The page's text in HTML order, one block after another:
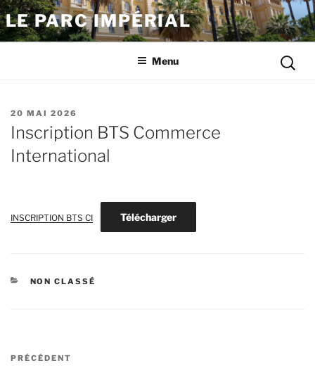
Aller
au
contenu
LE PARC IMPÉRIAL
Menu
pour
PUBLIÉ
LE
20 MAI 2026
Inscription BTS Commerce
International
INSCRIPTION BTS CI Télécharger
CATÉGORIES
NON CLASSÉ
Navigation
Article
PRÉCÉDENT